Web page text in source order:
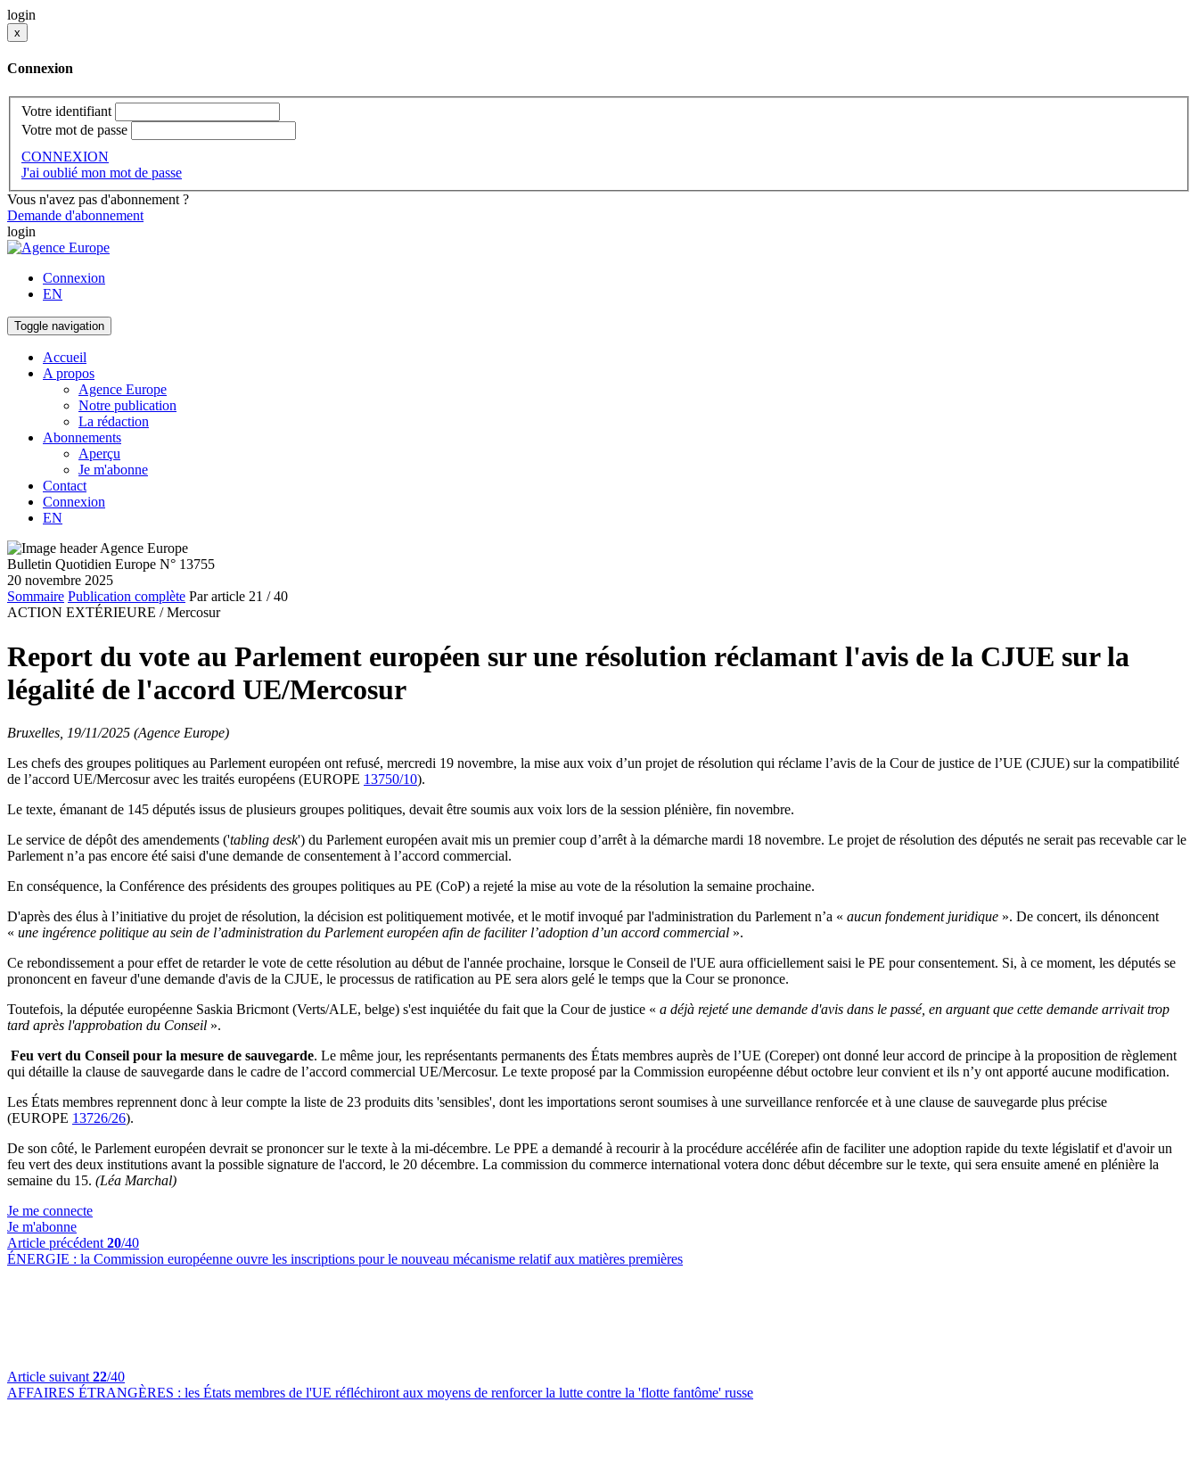
login
x
Connexion
Votre identifiant
Votre mot de passe
CONNEXION
J'ai oublié mon mot de passe
Vous n'avez pas d'abonnement ?
Demande d'abonnement
login
Connexion
EN
Toggle navigation
Accueil
A propos
Agence Europe
Notre publication
La rédaction
Abonnements
Aperçu
Je m'abonne
Contact
Connexion
EN
Bulletin Quotidien Europe N° 13755
20 novembre 2025
Sommaire Publication complète Par article 21 / 40
ACTION EXTÉRIEURE / Mercosur
Report du vote au Parlement européen sur une résolution réclamant l'avis de la CJUE sur la
légalité de l'accord UE/Mercosur
Bruxelles, 19/11/2025 (Agence Europe)
Les chefs des groupes politiques au Parlement européen ont refusé, mercredi 19 novembre, la mise aux voix d’un projet de résolution qui réclame l’avis de la Cour de justice de l’UE (CJUE) sur la compatibilité
de l’accord UE/Mercosur avec les traités européens (EUROPE 13750/10).
Le texte, émanant de 145 députés issus de plusieurs groupes politiques, devait être soumis aux voix lors de la session plénière, fin novembre.
Le service de dépôt des amendements ('tabling desk') du Parlement européen avait mis un premier coup d’arrêt à la démarche mardi 18 novembre. Le projet de résolution des députés ne serait pas recevable car le
Parlement n’a pas encore été saisi d'une demande de consentement à l’accord commercial.
En conséquence, la Conférence des présidents des groupes politiques au PE (CoP) a rejeté la mise au vote de la résolution la semaine prochaine.
D'après des élus à l’initiative du projet de résolution, la décision est politiquement motivée, et le motif invoqué par l'administration du Parlement n’a « aucun fondement juridique ». De concert, ils dénoncent
« une ingérence politique au sein de l’administration du Parlement européen afin de faciliter l’adoption d’un accord commercial ».
Ce rebondissement a pour effet de retarder le vote de cette résolution au début de l'année prochaine, lorsque le Conseil de l'UE aura officiellement saisi le PE pour consentement. Si, à ce moment, les députés se
prononcent en faveur d'une demande d'avis de la CJUE, le processus de ratification au PE sera alors gelé le temps que la Cour se prononce.
Toutefois, la députée européenne Saskia Bricmont (Verts/ALE, belge) s'est inquiétée du fait que la Cour de justice « a déjà rejeté une demande d'avis dans le passé, en arguant que cette demande arrivait trop
tard après l'approbation du Conseil ».
Feu vert du Conseil pour la mesure de sauvegarde. Le même jour, les représentants permanents des États membres auprès de l’UE (Coreper) ont donné leur accord de principe à la proposition de règlement
qui détaille la clause de sauvegarde dans le cadre de l’accord commercial UE/Mercosur. Le texte proposé par la Commission européenne début octobre leur convient et ils n’y ont apporté aucune modification.
Les États membres reprennent donc à leur compte la liste de 23 produits dits 'sensibles', dont les importations seront soumises à une surveillance renforcée et à une clause de sauvegarde plus précise
(EUROPE 13726/26).
De son côté, le Parlement européen devrait se prononcer sur le texte à la mi-décembre. Le PPE a demandé à recourir à la procédure accélérée afin de faciliter une adoption rapide du texte législatif et d'avoir un
feu vert des deux institutions avant la possible signature de l'accord, le 20 décembre. La commission du commerce international votera donc début décembre sur le texte, qui sera ensuite amené en plénière la
semaine du 15. (Léa Marchal)
Je me connecte
Je m'abonne
Article précédent 20/40
ÉNERGIE : la Commission européenne ouvre les inscriptions pour le nouveau mécanisme relatif aux matières premières
Article suivant 22/40
AFFAIRES ÉTRANGÈRES : les États membres de l'UE réfléchiront aux moyens de renforcer la lutte contre la 'flotte fantôme' russe